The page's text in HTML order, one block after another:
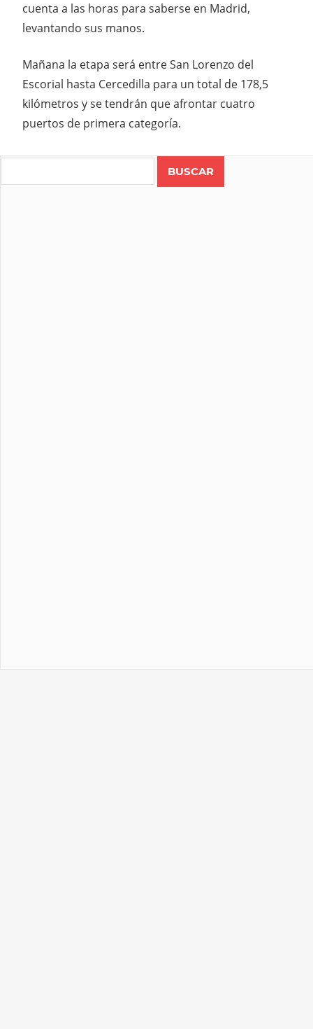
cuenta a las horas para saberse en Madrid,
levantando sus manos.
Mañana la etapa será entre San Lorenzo del
Escorial hasta Cercedilla para un total de 178,5
kilómetros y se tendrán que afrontar cuatro
puertos de primera categoría.